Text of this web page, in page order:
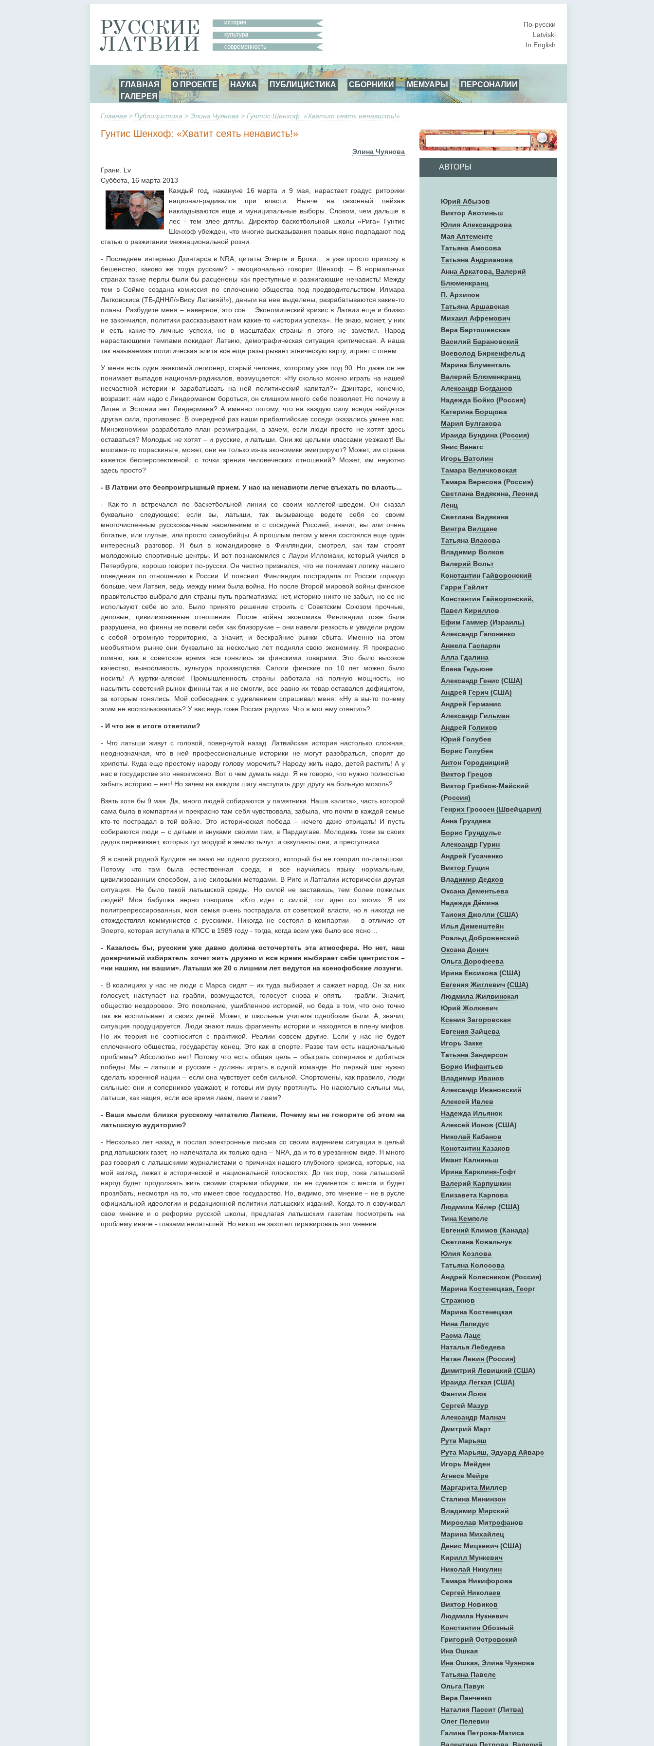
По-русски
Latviski
In English
ГЛАВНАЯ О ПРОЕКТЕ НАУКА ПУБЛИЦИСТИКА СБОРНИКИ МЕМУАРЫ
ПЕРСОНАЛИИ
ГАЛЕРЕЯ
Главная > Публицистика > Элина Чуянова > Гунтис Шенхоф: «Хватит сеять ненависть!»
АВТОРЫ
Юрий Абызов
Виктор Авотиньш
Юлия Александрова
Мая Алтементе
Татьяна Амосова
Татьяна Андрианова
Анна Аркатова, Валерий
Блюменкранц
П. Архипов
Татьяна Аршавская
Михаил Афремович
Вера Бартошевская
Василий Барановский
Всеволод Биркенфельд
Марина Блументаль
Валерий Блюменкранц
Александр Богданов
Надежда Бойко (Россия)
Катерина Борщова
Мария Булгакова
Ираида Бундина (Россия)
Янис Ванагс
Игорь Ватолин
Тамара Величковская
Тамара Вересова (Россия)
Светлана Видякина, Леонид
Ленц
Светлана Видякина
Винтра Вилцане
Татьяна Власова
Владимир Волков
Валерий Вольт
Константин Гайворонский
Гарри Гайлит
Константин Гайворонский,
Павел Кириллов
Ефим Гаммер (Израиль)
Александр Гапоненко
Анжела Гаспарян
Алла Гдалина
Елена Гедьюне
Александр Генис (США)
Андрей Герич (США)
Андрей Германис
Александр Гильман
Андрей Голиков
Юрий Голубев
Борис Голубев
Антон Городницкий
Виктор Грецов
Виктор Грибков-Майский
(Россия)
Генрих Гроссен (Швейцария)
Анна Груздева
Борис Грундульс
Александр Гурин
Андрей Гусаченко
Виктор Гущин
Владимир Дедков
Оксана Дементьева
Надежда Дёмина
Таисия Джолли (США)
Илья Дименштейн
Роальд Добровенский
Оксана Донич
Ольга Дорофеева
Ирина Евсикова (США)
Евгения Жиглевич (США)
Людмила Жилвинская
Юрий Жолкевич
Ксения Загоровская
Евгения Зайцева
Игорь Закке
Татьяна Зандерсон
Борис Инфантьев
Владимир Иванов
Александр Ивановский
Алексей Ивлев
Надежда Ильянок
Алексей Ионов (США)
Николай Кабанов
Константин Казаков
Имант Калниньш
Ирина Карклиня-Гофт
Валерий Карпушкин
Елизавета Карпова
Людмила Кёлер (США)
Тина Кемпеле
Евгений Климов (Канада)
Светлана Ковальчук
Юлия Козлова
Татьяна Колосова
Андрей Колесников (Россия)
Марина Костенецкая, Георг
Стражнов
Марина Костенецкая
Нина Лапидус
Расма Лаце
Наталья Лебедева
Натан Левин (Россия)
Димитрий Левицкий (США)
Ираида Легкая (США)
Фантин Лоюк
Сергей Мазур
Александр Малнач
Дмитрий Март
Рута Марьяш
Рута Марьяш, Эдуард Айварс
Игорь Мейден
Агнесе Мейре
Маргарита Миллер
Сталина Мининзон
Владимир Мирский
Мирослав Митрофанов
Марина Михайлец
Денис Mицкевич (США)
Кирилл Мункевич
Николай Никулин
Тамара Никифорова
Сергей Николаев
Виктор Новиков
Людмила Нукневич
Константин Обозный
Григорий Островский
Ина Ошкая
Ина Ошкая, Элина Чуянова
Татьяна Павеле
Ольга Павук
Вера Панченко
Наталия Пассит (Литва)
Олег Пелевин
Галина Петрова-Матиса
Гунтис Шенхоф: «Хватит сеять ненависть!»
Элина Чуянова
Грани. Lv
Суббота, 16 марта 2013
Каждый год, накануне 16 марта и 9 мая, нарастает градус риторики
национал-радикалов при власти. Нынче на сезонный пейзаж
накладываются еще и муниципальные выборы. Словом, чем дальше в
лес - тем злее дятлы. Директор баскетбольной школы «Рига» Гунтис
Шенхоф убежден, что многие высказывания правых явно подпадают под
статью о разжигании межнациональной розни.
- Последнее интервью Дзинтарса в NRA, цитаты Элерте и Броки… я уже просто прихожу в
бешенство, каково же тогда русским? - эмоционально говорит Шенхоф. – В нормальных
странах такие перлы были бы расценены как преступные и разжигающие ненависть! Между
тем в Сейме создана комиссия по сплочению общества под предводительством Илмара
Латковскиса (ТБ-ДННЛ/»Вису Латвияй!»), деньги на нее выделены, разрабатываются какие-то
планы. Разбудите меня – наверное, это сон… Экономический кризис в Латвии еще и близко
не закончился, политики рассказывают нам какие-то «истории успеха». Не знаю, может, у них
и есть какие-то личные успехи, но в масштабах страны я этого не заметил. Народ
нарастающими темпами покидает Латвию, демографическая ситуация критическая. А наша
так называемая политическая элита все еще разыгрывает этническую карту, играет с огнем.
У меня есть один знакомый легионер, старый человек, которому уже под 90. Но даже он не
понимает выпадов национал-радикалов, возмущается: «Ну сколько можно играть на нашей
несчастной истории и зарабатывать на ней политический капитал?» Дзинтарс, конечно,
возразит: нам надо с Линдерманом бороться, он слишком много себе позволяет. Но почему в
Литве и Эстонии нет Линдермана? А именно потому, что на каждую силу всегда найдется
другая сила, противовес. В очередной раз наши прибалтийские соседи оказались умнее нас.
Минэкономики разработало план реэмиграции, а зачем, если люди просто не хотят здесь
оставаться? Молодые не хотят – и русские, и латыши. Они же целыми классами уезжают! Вы
мозгами-то пораскиньте, может, они не только из-за экономики эмигрируют? Может, им страна
кажется бесперспективной, с точки зрения человеческих отношений? Может, им неуютно
здесь просто?
- В Латвии это беспроигрышный прием. У нас на ненависти легче въехать по власть...
- Как-то я встречался по баскетбольной линии со своим коллегой-шведом. Он сказал
буквально следующее: если вы, латыши, так вызывающе ведете себя со своим
многочисленным русскоязычным населением и с соседней Россией, значит, вы или очень
богатые, или глупые, или просто самоубийцы. А прошлым летом у меня состоялся еще один
интересный разговор. Я был в командировке в Финляндии, смотрел, как там строят
молодежные спортивные центры. И вот познакомился с Лаури Илломаки, который учился в
Петербурге, хорошо говорит по-русски. Он честно признался, что не понимает логику нашего
поведения по отношению к России. И пояснил: Финляндия пострадала от России гораздо
больше, чем Латвия, ведь между ними была война. Но после Второй мировой войны финское
правительство выбрало для страны путь прагматизма: нет, историю никто не забыл, но ее не
используют себе во зло. Было принято решение строить с Советским Союзом прочные,
деловые, цивилизованные отношения. После войны экономика Финляндии тоже была
разрушена, но финны не повели себя как близорукие – они навели резкость и увидели рядом
с собой огромную территорию, а значит, и бескрайние рынки сбыта. Именно на этом
необъятном рынке они буквально за несколько лет подняли свою экономику. Я прекрасно
помню, как в советское время все гонялись за финскими товарами. Это было высокое
качество, выносливость, культура производства. Сапоги финские по 10 лет можно было
носить! А куртки-аляски! Промышленность страны работала на полную мощность, но
насытить советский рынок финны так и не смогли, все равно их товар оставался дефицитом,
за которым гонялись. Мой собеседник с удивлением спрашивал меня: «Ну а вы-то почему
этим не воспользовались? У вас ведь тоже Россия рядом». Что я мог ему ответить?
- И что же в итоге ответили?
- Что латыши живут с головой, повернутой назад. Латвийская история настолько сложная,
неоднозначная, что в ней профессиональные историки не могут разобраться, спорят до
хрипоты. Куда еще простому народу голову морочить? Народу жить надо, детей растить! А у
нас в государстве это невозможно. Вот о чем думать надо. Я не говорю, что нужно полностью
забыть историю – нет! Но зачем на каждом шагу наступать друг другу на больную мозоль?
Взять хотя бы 9 мая. Да, много людей собираются у памятника. Наша «элита», часть которой
сама была в компартии и прекрасно там себя чувствовала, забыла, что почти в каждой семье
кто-то пострадал в той войне. Это историческая победа – нечего даже отрицать! И пусть
собираются люди – с детьми и внуками своими там, в Пардаугаве. Молодежь тоже за своих
дедов переживает, которых тут мордой в землю тычут: и оккупанты они, и преступники…
Я в своей родной Кулдиге не знаю ни одного русского, который бы не говорил по-латышски.
Потому что там была естественная среда, и все научились языку нормальным,
цивилизованным способом, а не силовыми методами. В Риге и Латгалии исторически другая
ситуация. Не было такой латышской среды. Но силой не заставишь, тем более пожилых
людей! Моя бабушка верно говорила: «Кто идет с силой, тот идет со злом». Я из
политрепрессированных, моя семья очень пострадала от советской власти, но я никогда не
отождествлял коммунистов с русскими. Никогда не состоял в компартии – в отличие от
Элерте, которая вступила в КПСС в 1989 году - тогда, когда всем уже было все ясно…
- Казалось бы, русским уже давно должна осточертеть эта атмосфера. Но нет, наш
доверчивый избиратель хочет жить дружно и все время выбирает себе центристов –
«ни нашим, ни вашим». Латыши же 20 с лишним лет ведутся на ксенофобские лозунги.
- В коалициях у нас не люди с Марса сидят – их туда выбирает и сажает народ. Он за них
голосует, наступает на грабли, возмущается, голосует снова и опять – грабли. Значит,
общество нездоровое. Это поколение, ушибленное историей, но беда в том, что оно точно
так же воспитывает и своих детей. Может, и школьные учителя однобокие были. А, значит,
ситуация продуцируется. Люди знают лишь фрагменты истории и находятся в плену мифов.
Но их теория не соотносится с практикой. Реалии совсем другие. Если у нас не будет
сплоченного общества, государству конец. Это как в спорте. Разве там есть национальные
проблемы? Абсолютно нет! Потому что есть общая цель – обыграть соперника и добиться
победы. Мы – латыши и русские - должны играть в одной команде. Но первый шаг нужно
сделать коренной нации – если она чувствует себя сильной. Спортсмены, как правило, люди
сильные: они и соперников уважают, и готовы им руку протянуть. Но насколько сильны мы,
латыши, как нация, если все время лаем, лаем и лаем?
- Ваши мысли близки русскому читателю Латвии. Почему вы не говорите об этом на
латышскую аудиторию?
- Несколько лет назад я послал электронные письма со своим видением ситуации в целый
ряд латышских газет, но напечатала их только одна – NRA, да и то в урезанном виде. Я много
раз говорил с латышскими журналистами о причинах нашего глубокого кризиса, которые, на
мой взгляд, лежат в исторической и национальной плоскостях. До тех пор, пока латышский
народ будет продолжать жить своими старыми обидами, он не сдвинется с места и будет
прозябать, несмотря на то, что имеет свое государство. Но, видимо, это мнение – не в русле
официальной идеологии и редакционной политики латышских изданий. Когда-то я озвучивал
свое мнение и о реформе русской школы, предлагая латышским газетам посмотреть на
проблему иначе - глазами нелатышей. Но никто не захотел тиражировать это мнение.